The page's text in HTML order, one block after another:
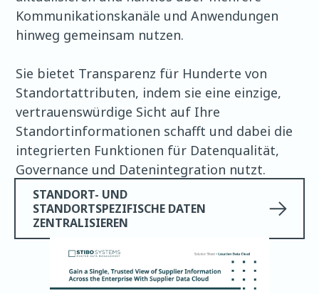
Kommunikationskanäle und Anwendungen
hinweg gemeinsam nutzen.
Sie bietet Transparenz für Hunderte von
Standortattributen, indem sie eine einzige,
vertrauenswürdige Sicht auf Ihre
Standortinformationen schafft und dabei die
integrierten Funktionen für Datenqualität,
Governance und Datenintegration nutzt.
STANDORT- UND
STANDORTSPEZIFISCHE DATEN
ZENTRALISIEREN